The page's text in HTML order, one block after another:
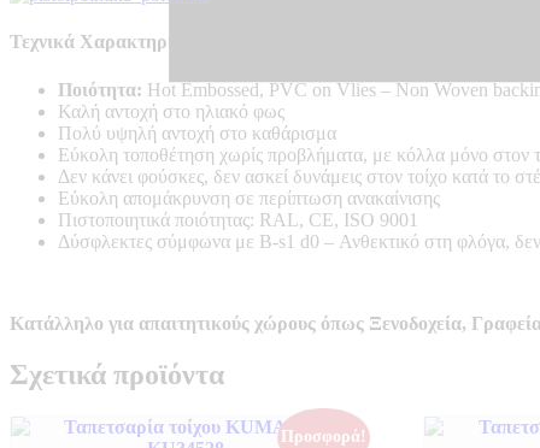
Τεχνικά Χαρακτηριστικά Προϊόντος:
Ποιότητα: Hot Embossed, PVC on Vlies – Non Woven
Καλή αντοχή στο ηλιακό φως
Πολύ υψηλή αντοχή στο καθάρισμα
Εύκολη τοποθέτηση χωρίς προβλήματα, με κόλλα μόνο στον
Δεν κάνει φούσκες, δεν ασκεί δυνάμεις στον τοίχο κατά το
Εύκολη απομάκρυνση σε περίπτωση ανακαίνισης
Πιστοποιητικά ποιότητας: RAL, CE, ISO 9001
Δύσφλεκτες σύμφωνα με B-s1 d0 – Ανθεκτικό στη φλόγα,
Κατάλληλο για απαιτητικούς χώρους όπως Ξενοδοχεία, Γραφεία
Σχετικά προϊόντα
Προσφορά!